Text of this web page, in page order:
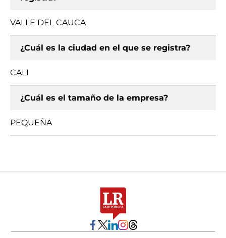
VALLE DEL CAUCA
¿Cuál es la ciudad en el que se registra?
CALI
¿Cuál es el tamaño de la empresa?
PEQUEÑA